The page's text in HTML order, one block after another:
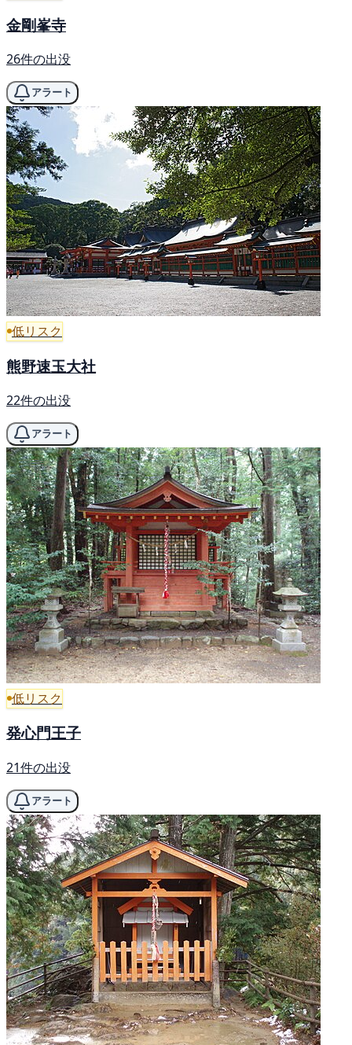
金剛峯寺
26件の出没
アラート
低リスク
熊野速玉大社
22件の出没
アラート
低リスク
発心門王子
21件の出没
アラート